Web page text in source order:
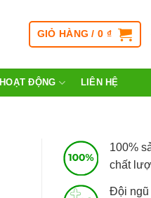
GIỎ HÀNG /0 ₫
HOẠT ĐỘNG LIÊN HỆ
100%
chất
Đội ngũ